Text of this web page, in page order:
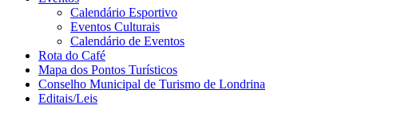
Calendário Esportivo
Eventos Culturais
Calendário de Eventos
Rota do Café
Mapa dos Pontos Turísticos
Conselho Municipal de Turismo de Londrina
Editais/Leis